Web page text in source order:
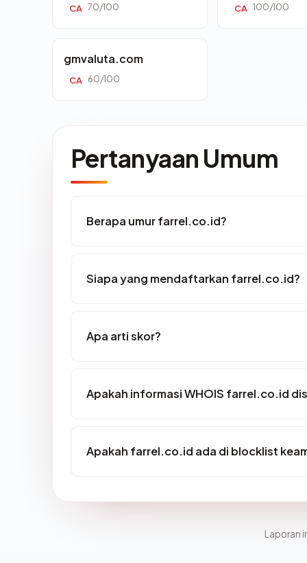
CA 70/100 CA 100/100
gmvaluta.com
CA 60/100
Pertanyaan Umum
Berapa umur farrel.co.id?
Siapa yang mendaftarkan farrel.co.id?
Apa arti skor?
Apakah informasi WHOIS farrel.co.id
Apakah farrel.co.id ada di blocklist
Laporan